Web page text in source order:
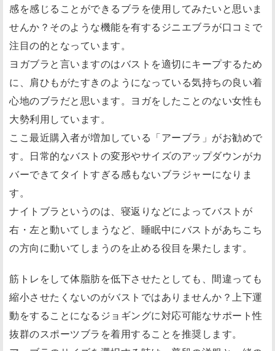
感を感じることができるブラを使用してみたいと思いま
せんか？そのような機能を有するジニエブラが口コミで
注目の的となっています。
ヨガブラと言いますのはバストを適切にキープするため
に、肩ひもがたすきのようになっている気持ちの良い着
心地のブラだと思います。ヨガをしたことのない女性も
大勢利用しています。
ここ最近購入者が増加している「アーブラ」がお勧めで
す。日常的なバストの変形やサイズのアップダウンがカ
バーできてタイトすぎる感もないブラジャーになりま
す。
ナイトブラというのは、寝返りなどによってバストが
右・左と動いてしまうなど、睡眠中にバストがあちこち
の方向に動いてしまうのを止める役目を果たします。
筋トレをして体脂肪を低下させたとしても、間違っても
縮小させたくないのがバストではありませんか？上下運
動をすることになるジョギングに対応可能なサポート性
抜群のスポーツブラを着用することを推奨します。